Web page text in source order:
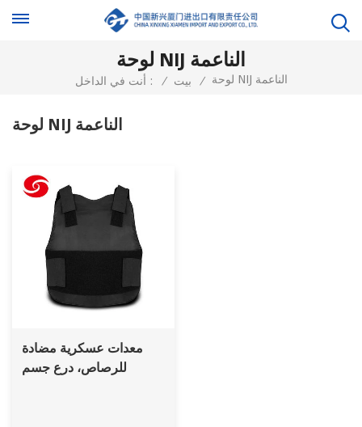
لوحة NIJ الناعمة
أنت في الداخل : / بيت / لوحة NIJ الناعمة
لوحة NIJ الناعمة
معدات عسكرية مضادة
للرصاص، درع جسم